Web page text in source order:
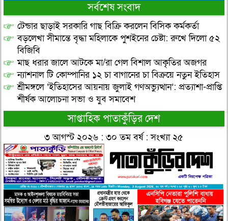
সর্বশেষ সংবাদ
টেন্ডার ছাড়াই সরকারি গাছ বিক্রি করলেন বিসিক কর্মকর্তা
বড়লেখা সীমান্তে বৃদ্ধা মহিলাকে পুশইনের চেষ্টা: রুখে দিলো ৫২
বিজিবি
মাছ ধরার জালে আটকে মা/রা গেল বিশাল আকৃতির অজগর
ন্যাশনাল টি কোম্পানির ১২ চা বাগানের চা বিক্রয়ে নতুন ইতিহাস
শ্রীমঙ্গলে ‘ইতিহাসের আয়নায় জুলাই গণঅভ্যুত্থান’: প্রত্যাশা-প্রাপ্তি
শীর্ষক আলোচনা সভা ও যুব সমাবেশ
সাপ্তাহিক পাতাকুঁড়ির দেশ
৩ আগস্ট ২০২৬ : ৩০ তম বর্ষ : সংখ্যা ২৫